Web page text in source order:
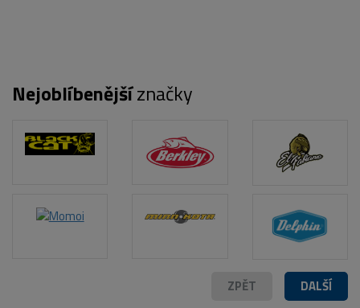
Nejoblíbenějšíznačky
DALŠÍ
ZPĚT